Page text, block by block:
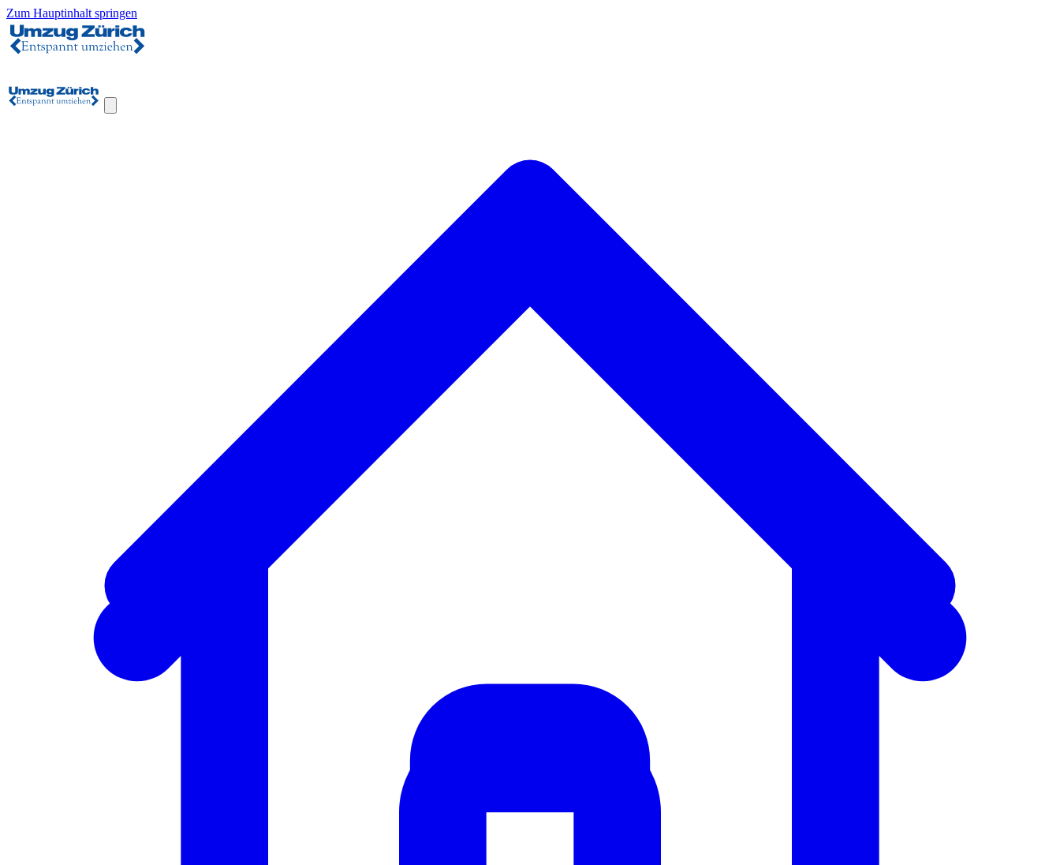
Zum Hauptinhalt springen